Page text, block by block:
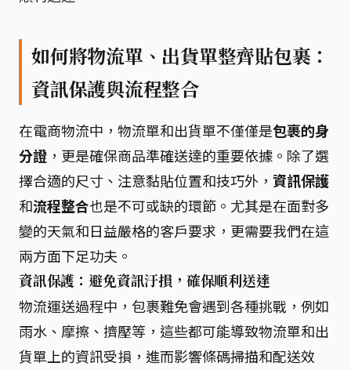
如何將物流單、出貨單整齊貼包裹：
資訊保護與流程整合
在電商物流中，物流單和出貨單不僅僅是包裹的身
分證 ，更是確保商品準確送達的重要依據。除了選
擇合適的尺寸、注意黏貼位置和技巧外， 資訊保護
和流程整合也是不可或缺的環節。尤其是在面對多
變的天氣和日益嚴格的客戶要求，更需要我們在這
兩方面下足功夫。
資訊保護：避免資訊汙損，確保順利送達
物流運送過程中，包裹難免會遇到各種挑戰，例如
雨水、摩擦、擠壓等，這些都可能導致物流單和出
貨單上的資訊受損，進而影響條碼掃描和配送效